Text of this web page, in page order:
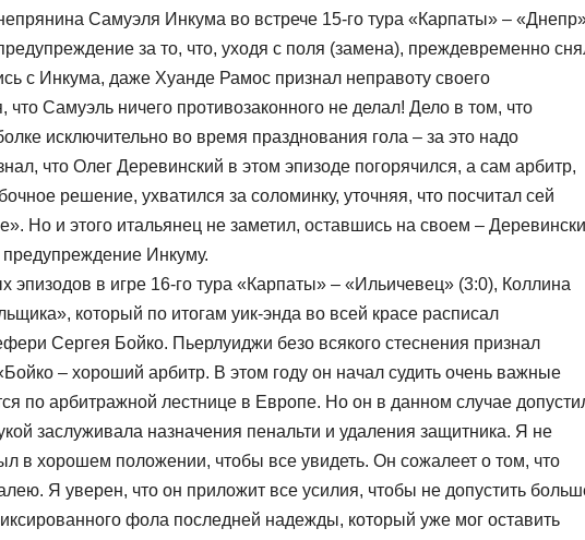
Самуэля Инкума во встрече 15-го тура «Карпаты» –
за то, что, уходя с поля (замена), преждевременно
с Инкума, даже Хуанде Рамос признал неправоту своего
Самуэль ничего противозаконного не делал! Дело в том, что
исключительно во время празднования гола – за это надо
что Олег Деревинский в этом эпизоде погорячился, а сам арбитр,
решение, ухватился за соломинку, уточняя, что посчитал сей
Но и этого итальянец не заметил, оставшись на своем –
Инкуму.
эпизодов в игре 16-го тура «Карпаты» – «Ильичевец» (3:0), Коллина
который по итогам уик-энда во всей красе расписал
Сергея Бойко. Пьерлуиджи безо всякого стеснения признал
– хороший арбитр. В этом году он начал судить очень важные
по арбитражной лестнице в Европе. Но он в данном случае
заслуживала назначения пенальти и удаления защитника. Я не
в хорошем положении, чтобы все увидеть. Он сожалеет о том, что
Я уверен, что он приложит все усилия, чтобы не допустить
фола последней надежды, который уже мог оставить